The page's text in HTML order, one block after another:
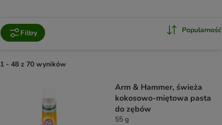
Filtry Popularność
1 - 48 z 70 wyników
Arm & Hammer, świeża
kokosowo-miętowa pasta
do zębów
55 g